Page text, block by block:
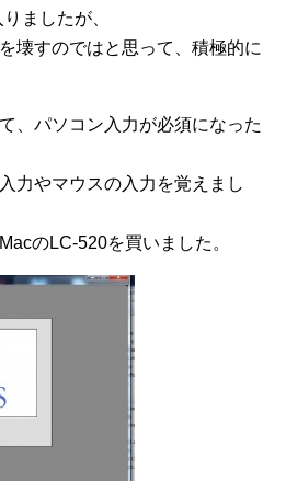
ましたが、
壊すのではと思って、積極的に
、パソコン入力が必須になった
力やマウスの入力を覚えまし
のLC-520を買いました。